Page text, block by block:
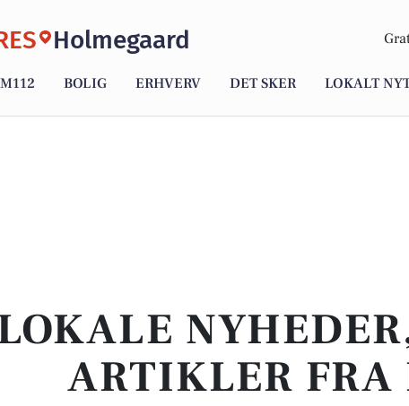
Holmegaard
BOLIG ERHVERV DET SKER LOKALT
ARTIKLER